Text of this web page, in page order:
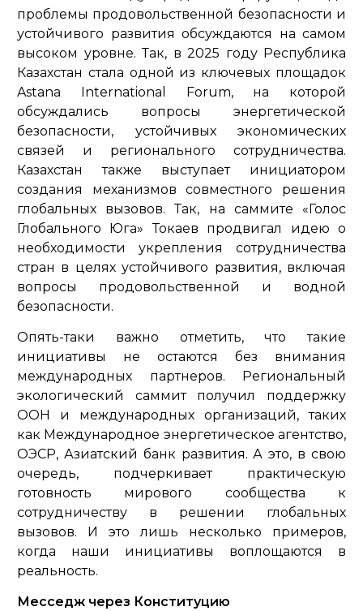
проблемы продовольственной безопасности и
устойчивого развития обсуждаются на самом
высоком уровне. Так, в 2025 году Республика
Казахстан стала одной из ключевых площадок
Astana International Forum, на которой
обсуждались вопросы энергетической
безопасности, устойчивых экономических
связей и регионального сотрудничества.
Казахстан также выступает инициатором
создания механизмов совместного решения
глобальных вызовов. Так, на саммите «Голос
Глобального Юга» Токаев продвигал идею о
необходимости укрепления сотрудничества
стран в целях устойчивого развития, включая
вопросы продовольственной и водной
безопасности.
Опять-таки важно отметить, что такие
инициативы не остаются без внимания
международных партнеров. Региональный
экологический саммит получил поддержку
ООН и международных организаций, таких
как Международное энергетическое агентство,
ОЭСР, Азиатский банк развития. А это, в свою
очередь, подчеркивает практическую
готовность мирового сообщества к
сотрудничеству в решении глобальных
вызовов. И это лишь несколько примеров,
когда наши инициативы воплощаются в
реальность.
Месседж через Конституцию